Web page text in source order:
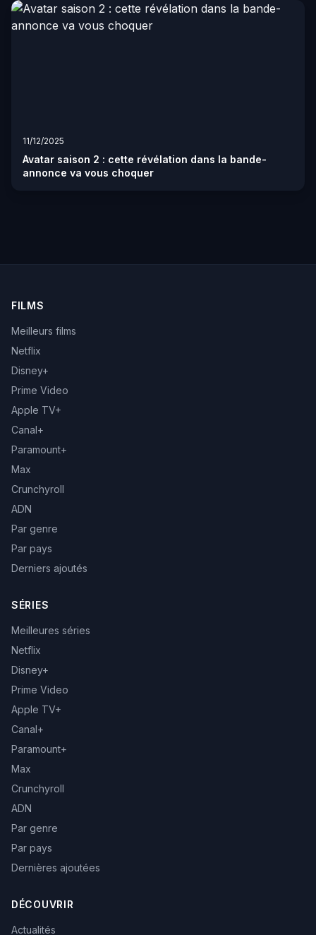
11/12/2025
Avatar saison 2 : cette révélation dans la bande-
annonce va vous choquer
FILMS
Meilleurs films
Netflix
Disney+
Prime Video
Apple TV+
Canal+
Paramount+
Max
Crunchyroll
ADN
Par genre
Par pays
Derniers ajoutés
SÉRIES
Meilleures séries
Netflix
Disney+
Prime Video
Apple TV+
Canal+
Paramount+
Max
Crunchyroll
ADN
Par genre
Par pays
Dernières ajoutées
DÉCOUVRIR
Actualités